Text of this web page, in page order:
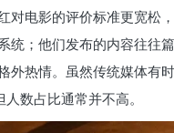
对电影的评价标准更宽松
统；他们发布的内容往往
外热情。虽然传统媒体有
人数占比通常并不高。